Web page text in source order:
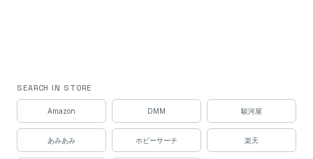
SEARCH IN STORE
Amazon DMM 駿河屋
あみあみ ホビーサーチ 楽天